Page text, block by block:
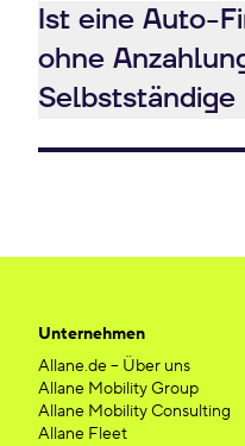
Ist eine Auto-
ohne
Unternehmen
Allane.de – Über uns
Allane Mobility Group
Allane Mobility Consulting
Allane Fleet